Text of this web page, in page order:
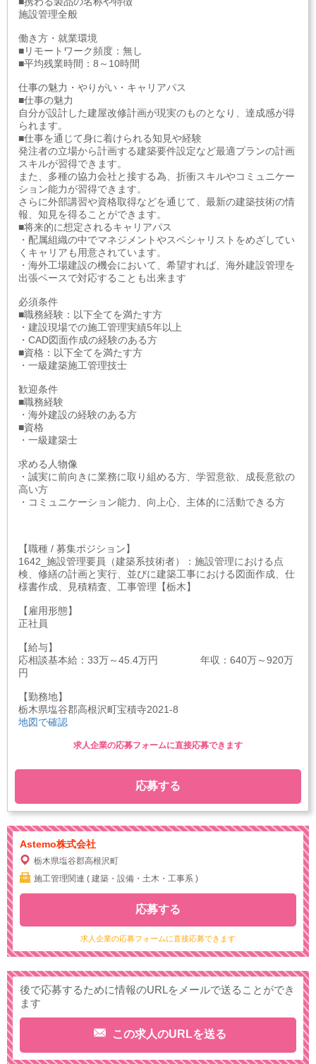
施設管理全般
働き方・就業環境
■リモートワーク頻度：無し
■平均残業時間：8～10時間
仕事の魅力・やりがい・キャリアパス
■仕事の魅力
自分が設計した建屋改修計画が現実のものとなり、達成感が得
られます。
■仕事を通じて身に着けられる知見や経験
発注者の立場から計画する建築要件設定など最適プランの計画
スキルが習得できます。
また、多種の協力会社と接する為、折衝スキルやコミュニケー
ション能力が習得できます。
さらに外部講習や資格取得などを通じて、最新の建築技術の情
報、知見を得ることができます。
■将来的に想定されるキャリアパス
・配属組織の中でマネジメントやスペシャリストをめざしてい
くキャリアも用意されています。
・海外工場建設の機会において、希望すれば、海外建設管理を
出張ベースで対応することも出来ます
必須条件
■職務経験：以下全てを満たす方
・建設現場での施工管理実績5年以上
・CAD図面作成の経験のある方
■資格：以下全てを満たす方
・一級建築施工管理技士
歓迎条件
■職務経験
・海外建設の経験のある方
■資格
・一級建築士
求める人物像
・誠実に前向きに業務に取り組める方、学習意欲、成長意欲の
高い方
・コミュニケーション能力、向上心、主体的に活動できる方
【職種 / 募集ポジション】
1642_施設管理要員（建築系技術者）：施設管理における点
検、修繕の計画と実行、並びに建築工事における図面作成、仕
様書作成、見積精査、工事管理【栃木】
【雇用形態】
正社員
【給与】
応相談基本給：33万～45.4万円 年収：640万～920万
円
【勤務地】
栃木県塩谷郡高根沢町宝積寺2021-8
地図で確認
応募する
求人企業の応募フォームに直接応募できます
Astemo株式会社
栃木県塩谷郡高根沢町
施工管理関連 ( 建築・設備・土木・工事系 )
求人企業の応募フォームに直接応募できます
応募する
後で応募するために情報のURLをメールで送ることができ
ます
この求人のURLを送る